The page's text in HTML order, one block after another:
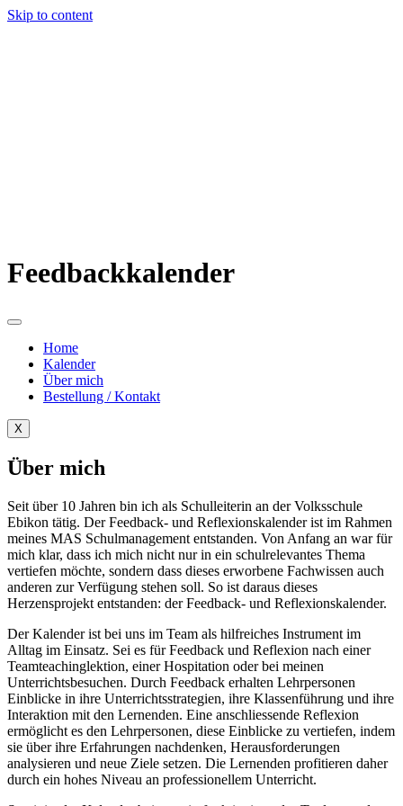
Skip to content
Feedbackkalender
Home
Kalender
Über mich
Bestellung / Kontakt
X
Über mich
Seit über 10 Jahren bin ich als Schulleiterin an der Volksschule
Ebikon tätig. Der Feedback- und Reflexionskalender ist im Rahmen
meines MAS Schulmanagement entstanden. Von Anfang an war für
mich klar, dass ich mich nicht nur in ein schulrelevantes Thema
vertiefen möchte, sondern dass dieses erworbene Fachwissen auch
anderen zur Verfügung stehen soll. So ist daraus dieses
Herzensprojekt entstanden: der Feedback- und Reflexionskalender.
Der Kalender ist bei uns im Team als hilfreiches Instrument im
Alltag im Einsatz. Sei es für Feedback und Reflexion nach einer
Teamteachinglektion, einer Hospitation oder bei meinen
Unterrichtsbesuchen. Durch Feedback erhalten Lehrpersonen
Einblicke in ihre Unterrichtsstrategien, ihre Klassenführung und ihre
Interaktion mit den Lernenden. Eine anschliessende Reflexion
ermöglicht es den Lehrpersonen, diese Einblicke zu vertiefen, indem
sie über ihre Erfahrungen nachdenken, Herausforderungen
analysieren und neue Ziele setzen. Die Lernenden profitieren daher
durch ein hohes Niveau an professionellem Unterricht.